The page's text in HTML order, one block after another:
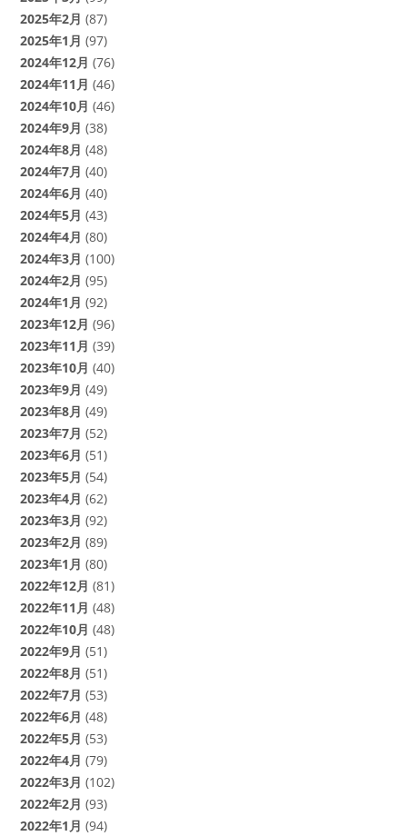
2025年2月 (87)
2025年1月 (97)
2024年12月 (76)
2024年11月 (46)
2024年10月 (46)
2024年9月 (38)
2024年8月 (48)
2024年7月 (40)
2024年6月 (40)
2024年5月 (43)
2024年4月 (80)
2024年3月 (100)
2024年2月 (95)
2024年1月 (92)
2023年12月 (96)
2023年11月 (39)
2023年10月 (40)
2023年9月 (49)
2023年8月 (49)
2023年7月 (52)
2023年6月 (51)
2023年5月 (54)
2023年4月 (62)
2023年3月 (92)
2023年2月 (89)
2023年1月 (80)
2022年12月 (81)
2022年11月 (48)
2022年10月 (48)
2022年9月 (51)
2022年8月 (51)
2022年7月 (53)
2022年6月 (48)
2022年5月 (53)
2022年4月 (79)
2022年3月 (102)
2022年2月 (93)
2022年1月 (94)